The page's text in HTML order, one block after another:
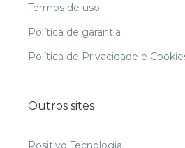
Termos de uso
Política de garantia
Política de Privacidade e
Outros sites
Positivo Tecnologia